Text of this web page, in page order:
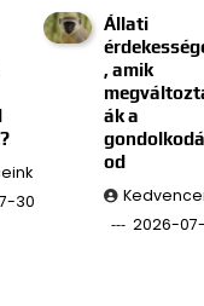
30
Állati
, amik
ák a
od
2026-